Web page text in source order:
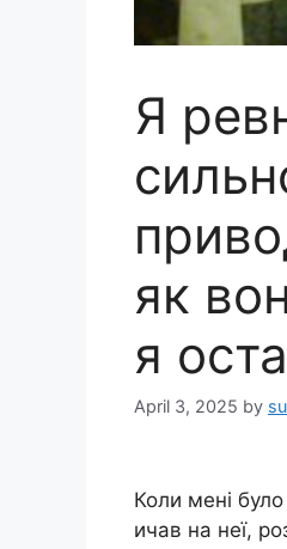
Я
як
я
April 3, 2025 by
Коли мені
ичав на неї,